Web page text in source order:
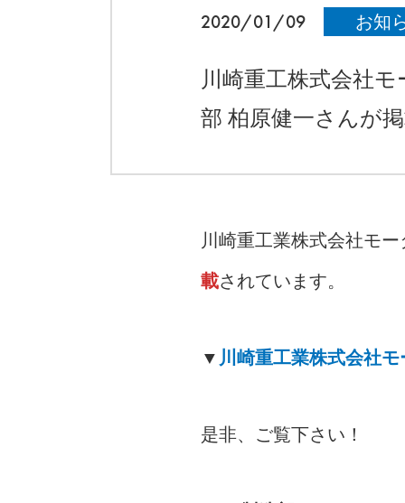
川崎重工株式会社
部 柏原健一さんが
2020/01/09 お知
川崎重工業株式会社モ
載されています。
▼ 川崎重工業株式会社
是非、ご覧下さい！